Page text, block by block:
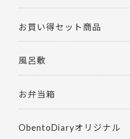
お買い得セット商品
風呂敷
お弁当箱
ObentoDiaryオリジナル